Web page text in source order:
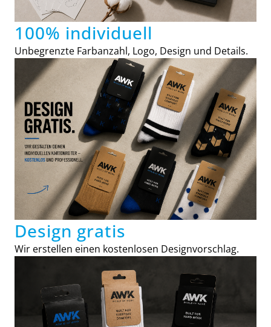
100% individuell
Unbegrenzte Farbanzahl, Logo, Design und Details.
Design gratis
Wir erstellen einen kostenlosen Designvorschlag.